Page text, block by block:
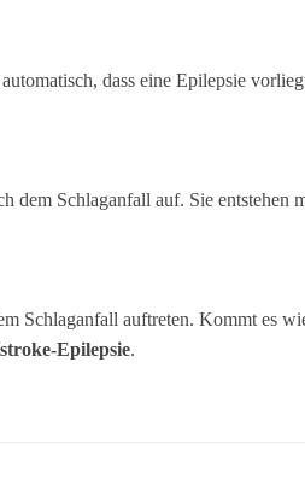
dass eine Epilepsie
dem Schlaganfall auf. Sie entstehen
Schlaganfall auftreten. Kommt es
Epilepsie.